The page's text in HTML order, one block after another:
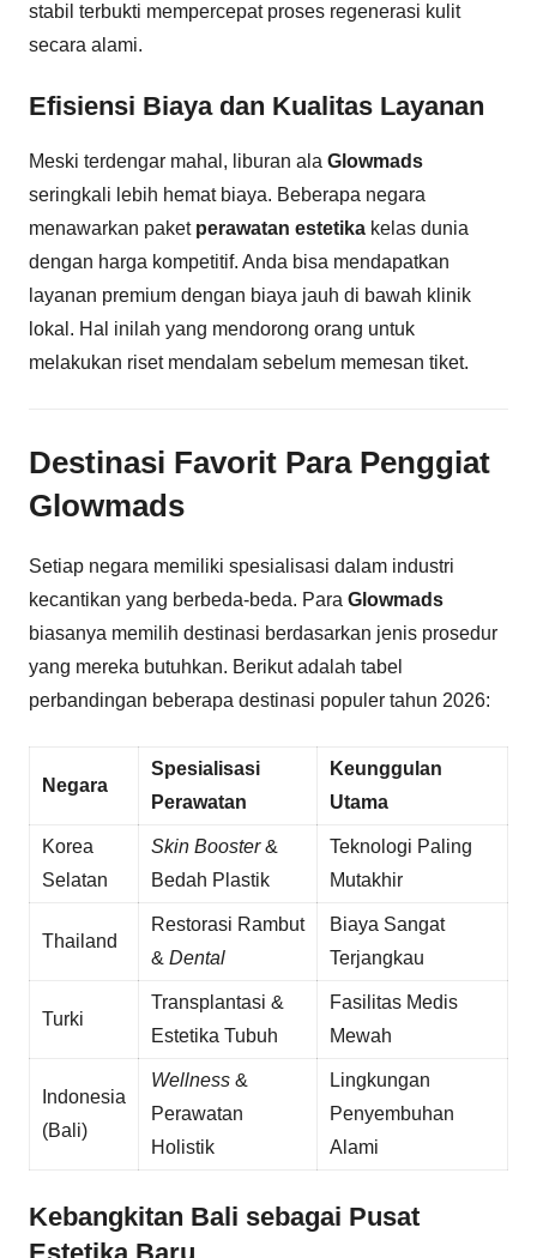
stabil terbukti mempercepat proses regenerasi kulit
secara alami.
Efisiensi Biaya dan Kualitas Layanan
Meski terdengar mahal, liburan ala Glowmads
seringkali lebih hemat biaya. Beberapa negara
menawarkan paket perawatan estetika kelas dunia
dengan harga kompetitif. Anda bisa mendapatkan
layanan premium dengan biaya jauh di bawah klinik
lokal. Hal inilah yang mendorong orang untuk
melakukan riset mendalam sebelum memesan tiket.
Destinasi Favorit Para Penggiat
Glowmads
Setiap negara memiliki spesialisasi dalam industri
kecantikan yang berbeda-beda. Para Glowmads
biasanya memilih destinasi berdasarkan jenis prosedur
yang mereka butuhkan. Berikut adalah tabel
perbandingan beberapa destinasi populer tahun 2026:
Negara
Spesialisasi
Perawatan
Keunggulan
Utama
Korea
Selatan
Skin Booster&
Bedah Plastik
Teknologi Paling
Mutakhir
Thailand
Restorasi Rambut
& Dental
Biaya Sangat
Terjangkau
Turki
Transplantasi &
Estetika Tubuh
Fasilitas Medis
Mewah
Indonesia
(Bali)
Wellness&
Perawatan
Holistik
Lingkungan
Penyembuhan
Alami
Kebangkitan Bali sebagai Pusat